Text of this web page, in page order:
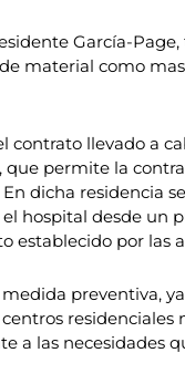
García-
material como
llevado a
permite la
dicha
hospital desde un
establecido por las
preventiva,
a las necesidades